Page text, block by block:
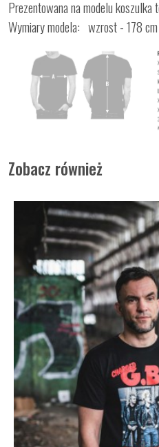
Prezentowana na modelu koszulka
Wymiary modela: wzrost - 178
Zobacz również